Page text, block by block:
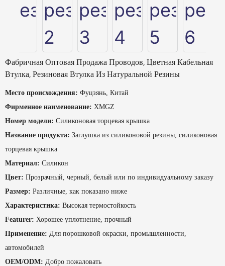
Фабричная Оптовая Продажа Проводов, Цветная Кабельная
Втулка, Резиновая Втулка Из Натуральной Резины
Место происхождения: Фуцзянь, Китай
Фирменное наименование: XMGZ
Номер модели: Силиконовая торцевая крышка
Название продукта: Заглушка из силиконовой резины, силиконовая
торцевая крышка
Материал: Силикон
Цвет: Прозрачный, черный, белый или по индивидуальному заказу
Размер: Различные, как показано ниже
Характеристика: Высокая термостойкость
Featurer: Хорошее уплотнение, прочный
Применение: Для порошковой окраски, промышленности,
автомобилей
OEM/ODM: Добро пожаловать